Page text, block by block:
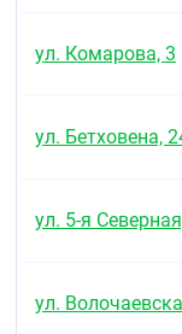
Несовместим
присутствии
уменьшаться,
концентрации
Особые
применение
строгим
ул. Комарова, 3
ул. Бетховена,
ул. 5-я
ул.